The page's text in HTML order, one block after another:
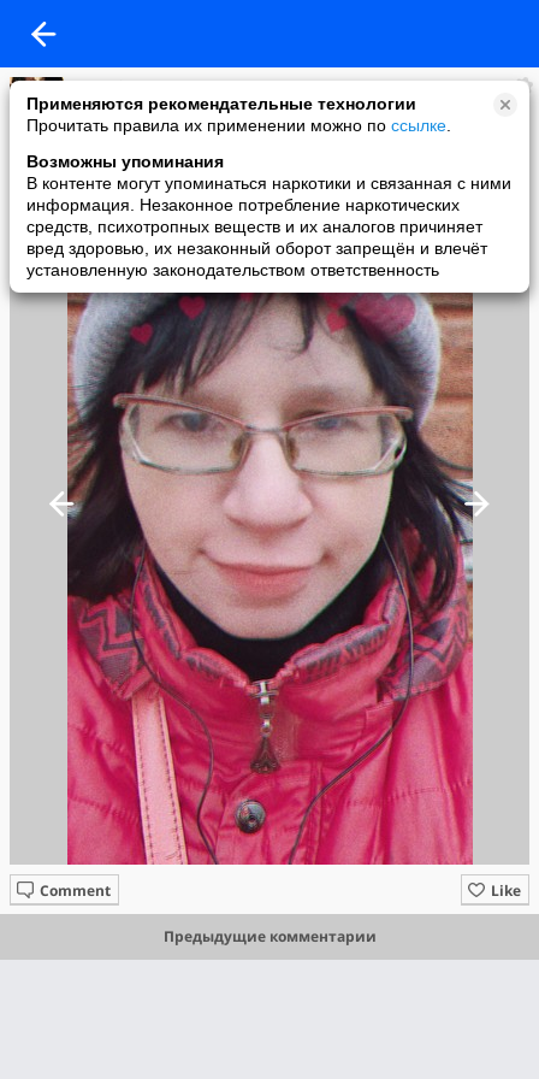
Применяются рекомендательные технологии
Прочитать правила их применении можно по ссылке
Возможны упоминания
В контенте могут упоминаться наркотики и связанная с ними
информация. Незаконное потребление наркотических
средств, психотропных веществ и их аналогов причиняет
вред здоровью, их незаконный оборот запрещён и влечёт
установленную законодательством ответственность
natagrin
added a photo
28 Apr в 22:42
Like
Comment
Предыдущие комментарии